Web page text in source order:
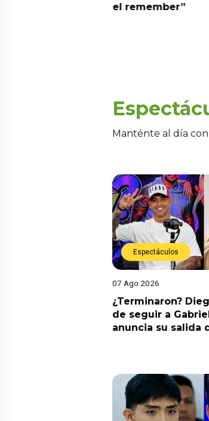
el remember”
Manténte al día
Espectáculos
07 Ago 2026
¿Terminaron?
de seguir a
anuncia su salida